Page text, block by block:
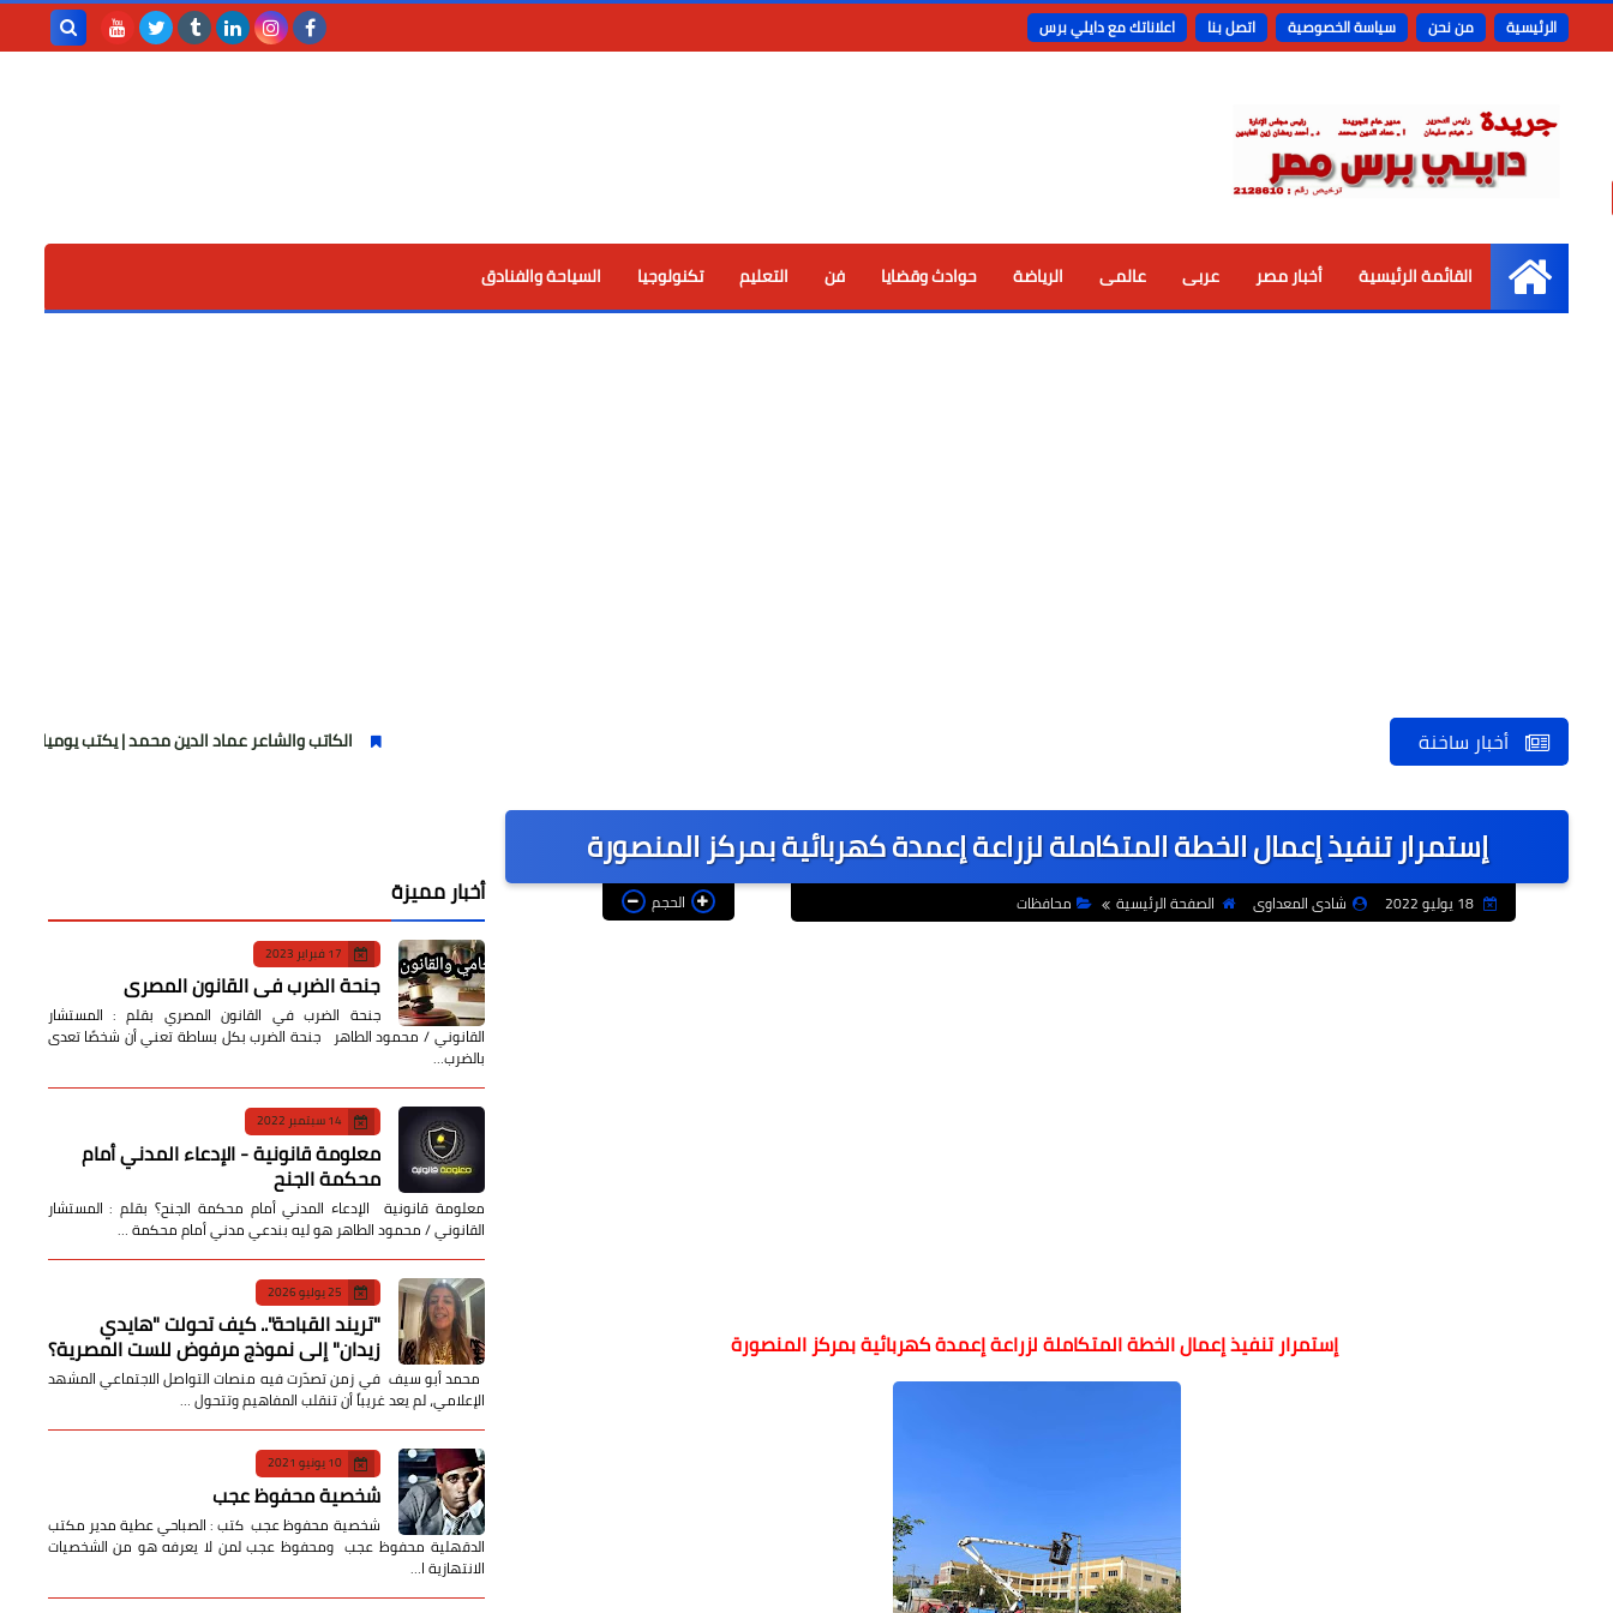
الرئيسية من نحن سياسة الخصوصية اتصل بنا اعلاناتك مع دايلي برس
الرئيسية
القائمة الرئيسية أخبار مصر عربى عالمى الرياضة حوادث وقضايا فن التعليم تكنولوجيا السياحة والفنادق
أخبار ساخنة الكاتب والشاعر عماد الدين محمد | يكتب يوميات شاعر وقصيدة :
إستمرار تنفيذ إعمال الخطة المتكاملة لزراعة إعمدة كهربائية بمركز المنصورة
18 يوليو 2022 شادى المعداوى الصفحة الرئيسية محافظات الحجم
إستمرار تنفيذ إعمال الخطة المتكاملة لزراعة إعمدة كهربائية بمركز المنصورة
أخبار مميزة
17 فبراير 2023
جنحة الضرب في القانون المصري
جنحة الضرب في القانون المصري بقلم : المستشار
القانوني / محمود الطاهر جنحة الضرب بكل بساطة تعني أن شخصًا تعدى
بالضرب…
14 سبتمبر 2022
معلومة قانونية - الإدعاء المدني أمام
محكمة الجنح
معلومة قانونية الإدعاء المدني أمام محكمة الجنح؟ بقلم : المستشار
القانوني / محمود الطاهر هو ليه بندعي مدني أمام محكمة …
25 يوليو 2026
​"تريند القباحة".. كيف تحولت "هايدي
زيدان" إلى نموذج مرفوض للست المصرية؟
​ محمد أبو سيف ​في زمن تصدّرت فيه منصات التواصل الاجتماعي المشهد
الإعلامي، لم يعد غريباً أن تنقلب المفاهيم وتتحول …
10 يونيو 2021
شخصية محفوظ عجب
شخصية محفوظ عجب كتب : الصباحي عطية مدير مكتب
الدقهلية محفوظ عجب ومحفوظ عجب لمن لا يعرفه هو من الشخصيات
الانتهازية ا…